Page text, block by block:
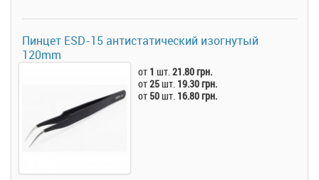
Пинцет ESD-15 антистатический изогнутый
120mm
от 1 шт.21.80 грн.
от25шт. 19.30 грн.
от 50шт. 16.80 грн.